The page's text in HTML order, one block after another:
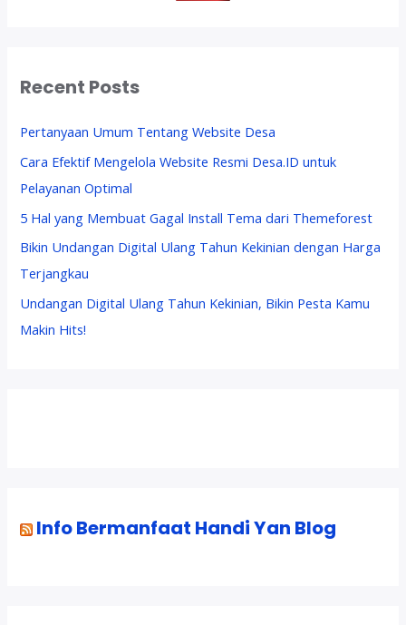
C
r
M
e
n
a
t
a
i
Recent Posts
Pertanyaan Umum Tentang Website Desa
Cara Efektif Mengelola Website Resmi Desa.ID untuk
Pelayanan Optimal
5 Hal yang Membuat Gagal Install Tema dari Themeforest
Bikin Undangan Digital Ulang Tahun Kekinian dengan Harga
Terjangkau
Undangan Digital Ulang Tahun Kekinian, Bikin Pesta Kamu
Makin Hits!
Info Bermanfaat Handi Yan Blog